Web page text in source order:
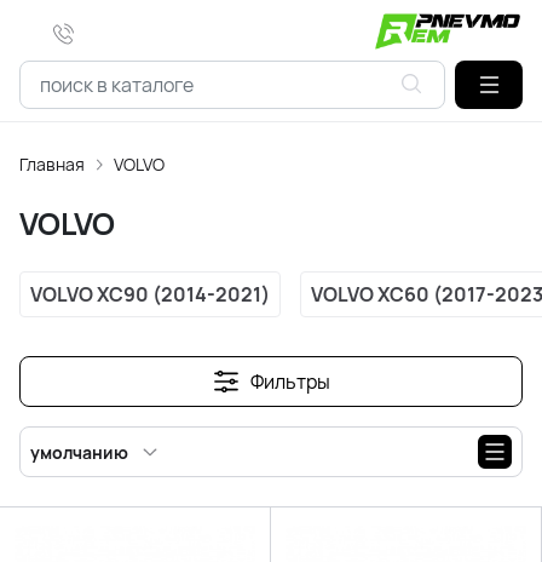
Главная VOLVO
VOLVO
VOLVO XC90 (2014-2021) VOLVO XC60 (2017-
Фильтры
умолчанию